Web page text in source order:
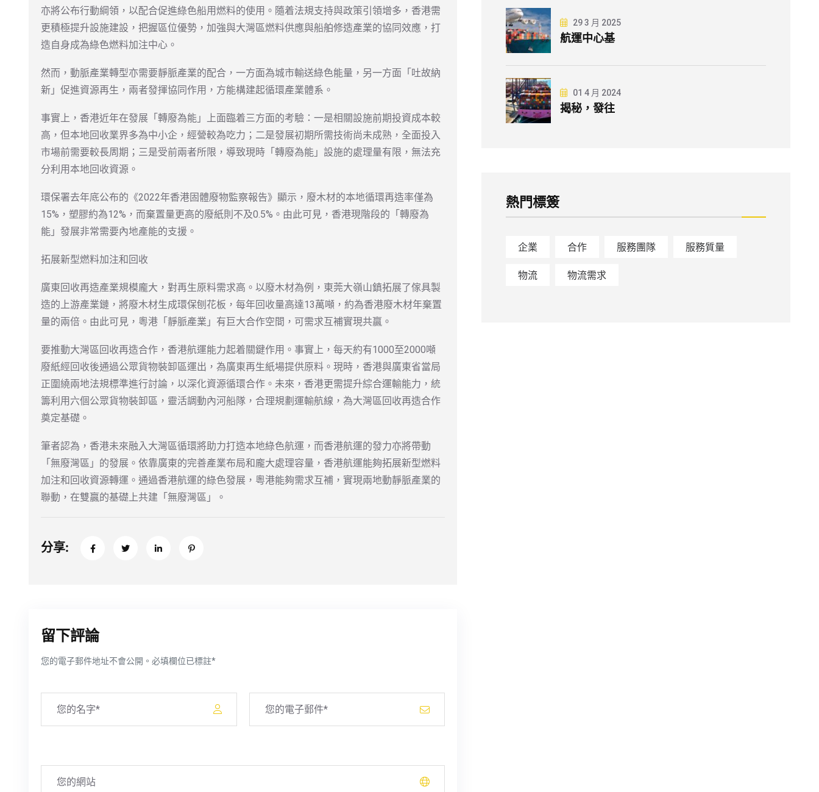
亦將公布行動綱領，以配合促進綠色船用燃料的使用。隨着法規支持與政策引領增多，香港需
更積極提升設施建設，把握區位優勢，加強與大灣區燃料供應與船舶修造產業的協同效應，打
造自身成為綠色燃料加注中心。
然而，動脈產業轉型亦需要靜脈產業的配合，一方面為城市輸送綠色能量，另一方面「吐故納
新」促進資源再生，兩者發揮協同作用，方能構建起循環產業體系。
事實上，香港近年在發展「轉廢為能」上面臨着三方面的考驗：一是相關設施前期投資成本較
高，但本地回收業界多為中小企，經營較為吃力；二是發展初期所需技術尚未成熟，全面投入
市場前需要較長周期；三是受前兩者所限，導致現時「轉廢為能」設施的處理量有限，無法充
分利用本地回收資源。
環保署去年底公布的《2022年香港固體廢物監察報告》顯示，廢木材的本地循環再造率僅為
15%，塑膠約為12%，而棄置量更高的廢紙則不及0.5%。由此可見，香港現階段的「轉廢為
能」發展非常需要內地產能的支援。
拓展新型燃料加注和回收
廣東回收再造產業規模龐大，對再生原料需求高。以廢木材為例，東莞大嶺山鎮拓展了傢具製
造的上游產業鏈，將廢木材生成環保刨花板，每年回收量高達13萬噸，約為香港廢木材年棄置
量的兩倍。由此可見，粵港「靜脈產業」有巨大合作空間，可需求互補實現共贏。
要推動大灣區回收再造合作，香港航運能力起着關鍵作用。事實上，每天約有1000至2000噸
廢紙經回收後通過公眾貨物裝卸區運出，為廣東再生紙場提供原料。現時，香港與廣東省當局
正圍繞兩地法規標準進行討論，以深化資源循環合作。未來，香港更需提升綜合運輸能力，統
籌利用六個公眾貨物裝卸區，靈活調動內河船隊，合理規劃運輸航線，為大灣區回收再造合作
奠定基礎。
筆者認為，香港未來融入大灣區循環將助力打造本地綠色航運，而香港航運的發力亦將帶動
「無廢灣區」的發展。依靠廣東的完善產業布局和龐大處理容量，香港航運能夠拓展新型燃料
加注和回收資源轉運。通過香港航運的綠色發展，粵港能夠需求互補，實現兩地動靜脈產業的
聯動，在雙贏的基礎上共建「無廢灣區」。
分享:
留下評論
您的電子郵件地址不會公開。必填欄位已標註*
29 3 月 2025
航運中心基
01 4 月 2024
揭秘，發往
熱門標簽
企業 合作 服務團隊 服務質量
物流 物流需求